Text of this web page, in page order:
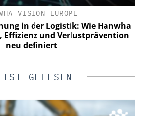
VISION EUROPE
in der Logistik: Wie Hanwha
Effizienz und Verlustprävention
neu definiert
GELESEN